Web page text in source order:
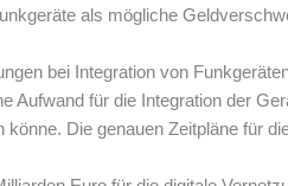
als mögliche
bei Integration von
Aufwand für die Integration der
Die genauen Zeitpläne für